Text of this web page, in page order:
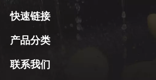
快速链接
产品分类
联系我们